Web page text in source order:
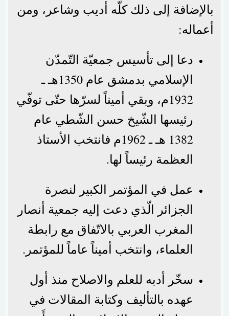
بالإضافة إلى ذلك كلّه أديب وشاعر، ومن
أعماله:
دعا إلى تأسيس جمعيّة التّمدّن
الإسلامي بدمشق عام 1350هـ ـ
1932م، وبقي أميناً لسرّها حتّى توفّي
رئيسها الشّيخ حسن الشّطي عام
1382 هـ ـ 1962م فانتخب الأستاذ
العظمة رئيساً لها.
عمل في المؤتمر الكبير لنصرة
الجزائر الّذي دعت إليه جمعية أنصار
المغرب العربي بالاتّفاق مع رابطة
العلماء، وانتخب أميناً عاماً للمؤتمر.
سخّر أدبه للعلم والاصلاح منذ أول
عهده بالتأليف وكتابة المقالات في